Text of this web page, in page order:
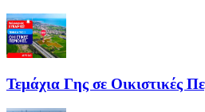
Τεμάχια Γης σε Οικιστικές